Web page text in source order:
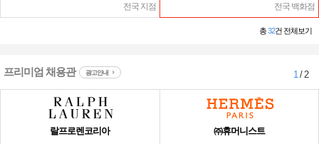
전국 지점 전국 백화점
총32건 전체보기
프리미엄 채용관 광고안내 1/ 2
랄프로렌코리아 ㈜휴머니스트